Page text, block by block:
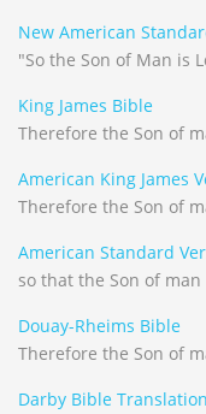
New American
"So the Son of Man is
King James Bible
Therefore the Son of
American King James
Therefore the Son of
American Standard
so that the Son of
Douay-Rheims Bible
Therefore the Son of
Darby Bible Translation